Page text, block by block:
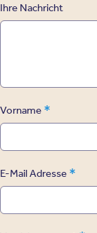
Ihre Nachricht
Vorname *
E-Mail Adresse *